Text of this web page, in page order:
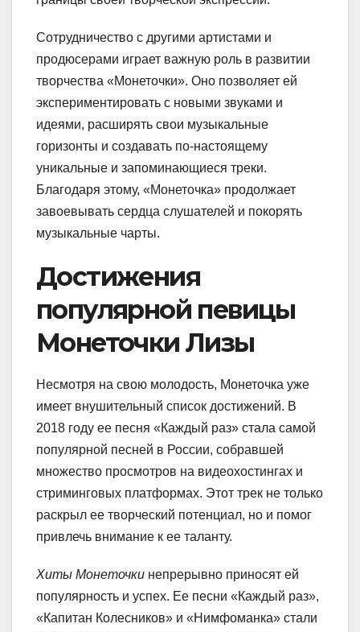
Сотрудничество с другими артистами и
продюсерами играет важную роль в развитии
творчества «Монеточки». Оно позволяет ей
экспериментировать с новыми звуками и
идеями, расширять свои музыкальные
горизонты и создавать по-настоящему
уникальные и запоминающиеся треки.
Благодаря этому, «Монеточка» продолжает
завоевывать сердца слушателей и покорять
музыкальные чарты.
Достижения
популярной певицы
Монеточки Лизы
Несмотря на свою молодость, Монеточка уже
имеет внушительный список достижений. В
2018 году ее песня «Каждый раз» стала самой
популярной песней в России, собравшей
множество просмотров на видеохостингах и
стриминговых платформах. Этот трек не только
раскрыл ее творческий потенциал, но и помог
привлечь внимание к ее таланту.
Хиты Монеточки непрерывно приносят ей
популярность и успех. Ее песни «Каждый раз»,
«Капитан Колесников» и «Нимфоманка» стали